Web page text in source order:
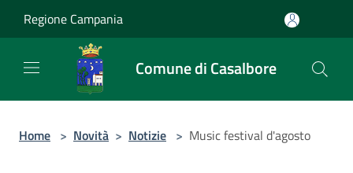
Regione Campania
Comune di Casalbore
Home > Novità > Notizie > Music festival d'agosto